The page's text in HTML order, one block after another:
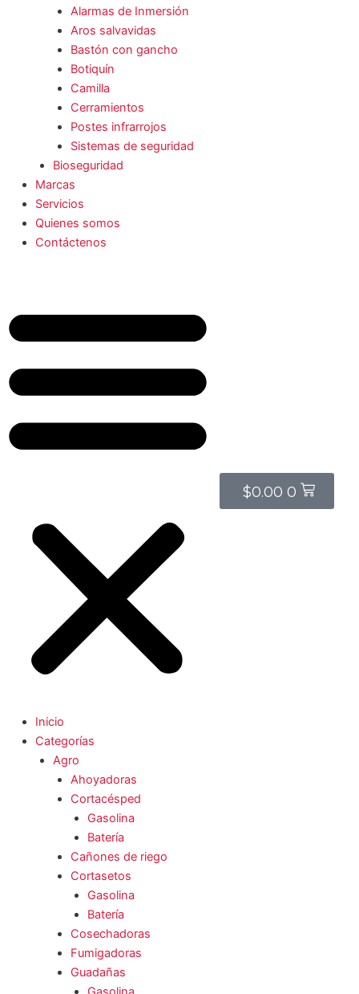
Alarmas de Inmersión
Aros salvavidas
Bastón con gancho
Botiquín
Camilla
Cerramientos
Postes infrarrojos
Sistemas de seguridad
Bioseguridad
Marcas
Servicios
Quienes somos
Contáctenos
Inicio
Categorías
Agro
Ahoyadoras
Cortacésped
Gasolina
Batería
Cañones de riego
Cortasetos
Gasolina
Batería
Cosechadoras
Fumigadoras
Guadañas
$0.00 0
Cart